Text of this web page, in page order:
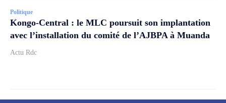
Politique
Kongo-Central : le MLC poursuit son implantation
avec l’installation du comité de l’AJBPA à Muanda
Actu Rdc